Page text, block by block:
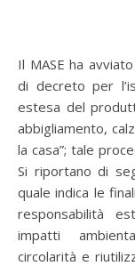
Il MASE ha avviato la consultazione pubblica sullo“ Schema
di decreto per
estesa del
abbigliamento,
la casa”; tale
Si riportano di
quale indica le
responsabilità
impatti
circolarità e